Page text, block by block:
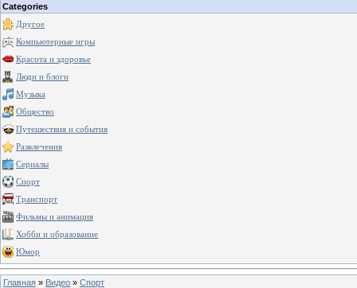
Categories
Другое
Компьютерные игры
Красота и здоровье
Люди и блоги
Музыка
Общество
Путешествия и события
Развлечения
Сериалы
Спорт
Транспорт
Фильмы и анимация
Хобби и образование
Юмор
Главная » Видео » Спорт